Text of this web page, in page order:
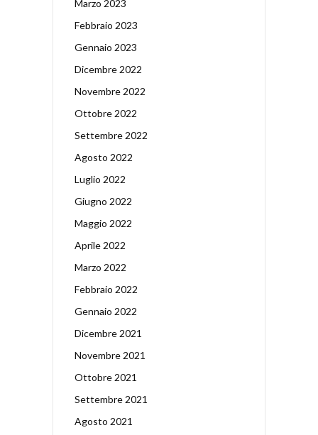
Marzo 2023
Febbraio 2023
Gennaio 2023
Dicembre 2022
Novembre 2022
Ottobre 2022
Settembre 2022
Agosto 2022
Luglio 2022
Giugno 2022
Maggio 2022
Aprile 2022
Marzo 2022
Febbraio 2022
Gennaio 2022
Dicembre 2021
Novembre 2021
Ottobre 2021
Settembre 2021
Agosto 2021